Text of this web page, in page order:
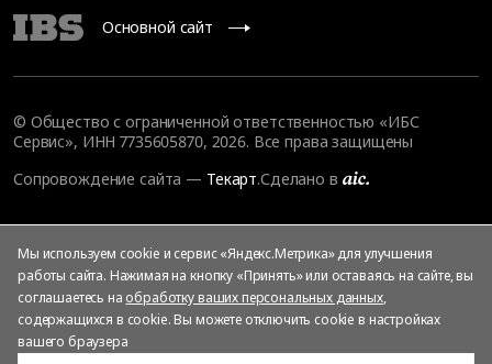
Основной сайт
© Общество с ограниченной ответственностью «ИБС
Сервис», ИНН 7735605870, 2026. Все права защищены
Сопровождение сайта — Текарт.Сделано в
Мы используем cookie и сервис «Яндекс.Метрика» для улучшения
работы сайта. Нажимая на кнопку «Принять» или оставаясь на сайте, вы
соглашаетесь на обработку ваших персональных данных,
содержащихся в cookie. Вы можете отключить cookie в настройках
вашего браузера